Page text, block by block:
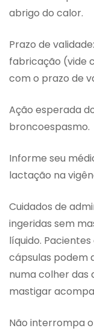
abrigo do calor.
Prazo de
fabricação (vide
com o prazo de
Ação esperada
broncoespasmo.
Informe seu
lactação na
Cuidados de
ingeridas sem
líquido.
cápsulas podem
numa colher das
mastigar
Não interrompa